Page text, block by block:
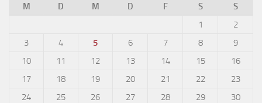
M
D M D F S
S
1
2
3
4 5 6 7 8
9
10
11 12 13 14 15
16
17
18 19 20 21 22
23
24
25 26 27 28 29
30